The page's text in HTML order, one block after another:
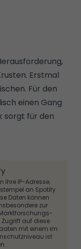
Erstmal
Für den
einen Gang
sorgt für den
Ihre IP-Adresse,
an Spotify
Daten können
zur
Zugriff auf diese
mit einem im
ist